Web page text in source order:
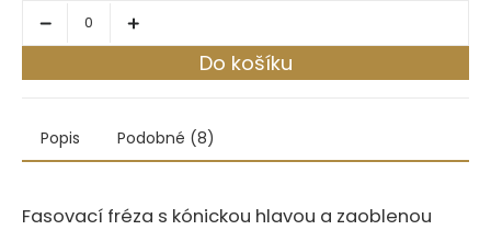
Do košíku
Popis Podobné (8)
Fasovací fréza s kónickou hlavou a zaoblenou